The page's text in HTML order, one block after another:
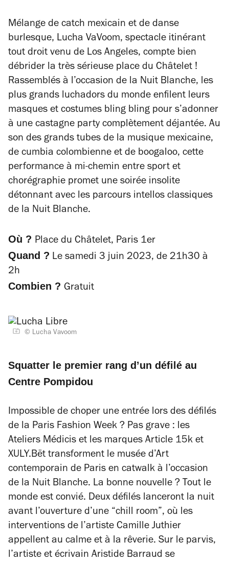
Mélange de catch mexicain et de danse
burlesque, Lucha VaVoom, spectacle itinérant
tout droit venu de Los Angeles, compte bien
débrider la très sérieuse place du Châtelet !
Rassemblés à l’occasion de la Nuit Blanche, les
plus grands luchadors du monde enfilent leurs
masques et costumes bling bling pour s’adonner
à une castagne party complètement déjantée. Au
son des grands tubes de la musique mexicaine,
de cumbia colombienne et de boogaloo, cette
performance à mi-chemin entre sport et
chorégraphie promet une soirée insolite
détonnant avec les parcours intellos classiques
de la Nuit Blanche.
Où ? Place du Châtelet, Paris 1er
Quand ? Le samedi 3 juin 2023, de 21h30 à
2h
Combien ? Gratuit
© Lucha Vavoom
Squatter le premier rang d’un défilé au
Centre Pompidou
Impossible de choper une entrée lors des défilés
de la Paris Fashion Week ? Pas grave : les
Ateliers Médicis et les marques Article 15k et
XULY.Bët transforment le musée d’Art
contemporain de Paris en catwalk à l’occasion
de la Nuit Blanche. La bonne nouvelle ? Tout le
monde est convié. Deux défilés lanceront la nuit
avant l’ouverture d’une “chill room”, où les
interventions de l’artiste Camille Juthier
appellent au calme et à la rêverie. Sur le parvis,
l’artiste et écrivain Aristide Barraud se